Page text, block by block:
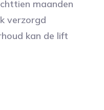
maanden
verzorgd
kan de lift